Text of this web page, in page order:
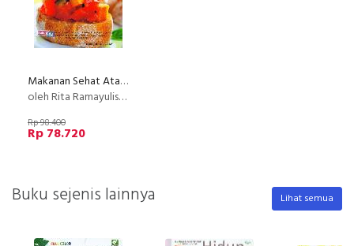
Makanan Sehat Atasi Berbagai Penyakit
oleh Rita Ramayulis, DCN. M. Kes.
Rp 98.400
Rp 78.720
Buku sejenis lainnya Lihat semua